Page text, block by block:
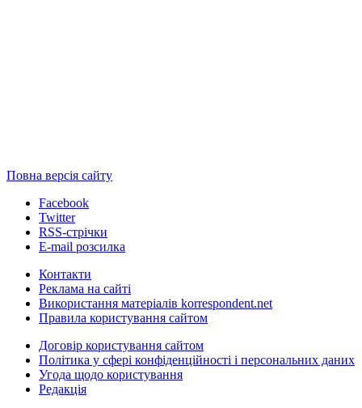
Повна версія сайту
Facebook
Twitter
RSS-стрічки
E-mail розсилка
Контакти
Реклама на сайті
Використання матеріалів korrespondent.net
Правила користування сайтом
Договір користування сайтом
Політика у сфері конфіденційності і персональних даних
Угода щодо користування
Редакція